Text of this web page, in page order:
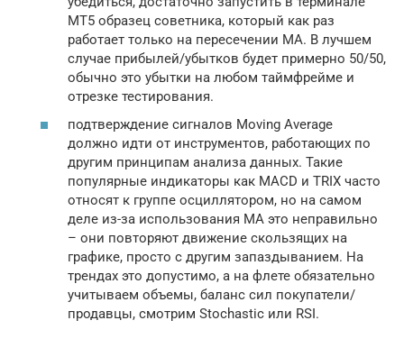
MT5 образец советника, который как раз
работает только на пересечении MA. В лучшем
случае прибылей/убытков будет примерно 50/50,
обычно это убытки на любом таймфрейме и
отрезке тестирования.
подтверждение сигналов Moving Average
должно идти от инструментов, работающих по
другим принципам анализа данных. Такие
популярные индикаторы как MACD и TRIX часто
относят к группе осциллятором, но на самом
деле из-за использования МА это неправильно
– они повторяют движение скользящих на
графике, просто с другим запаздыванием. На
трендах это допустимо, а на флете обязательно
учитываем объемы, баланс сил покупатели/
продавцы, смотрим Stochastic или RSI.